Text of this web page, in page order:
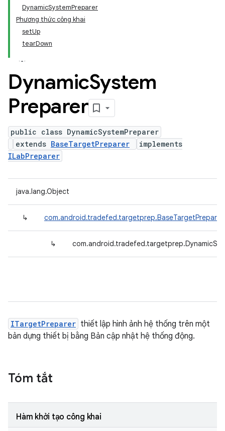
DynamicSystemPreparer
Phương thức công khai
setUp
tearDown
DynamicSystem
Preparer
public class DynamicSystemPreparer
extends BaseTargetPreparer
implements
ILabPreparer
java.lang.Object
↳ com.android.tradefed.targetprep.BaseTargetPreparer
↳
ITargetPreparer thiết lập hình ảnh hệ thống trên một
bản dựng thiết bị bằng Bản cập nhật hệ thống động.
Tóm tắt
Hàm khởi tạo công khai